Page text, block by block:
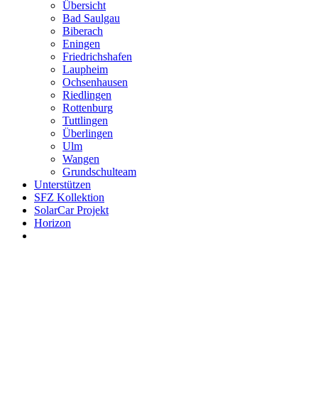
Übersicht
Bad Saulgau
Biberach
Eningen
Friedrichshafen
Laupheim
Ochsenhausen
Riedlingen
Rottenburg
Tuttlingen
Überlingen
Ulm
Wangen
Grundschulteam
Unterstützen
SFZ Kollektion
SolarCar Projekt
Horizon